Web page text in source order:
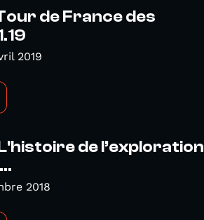
de France des
2019
de l’exploration
2018